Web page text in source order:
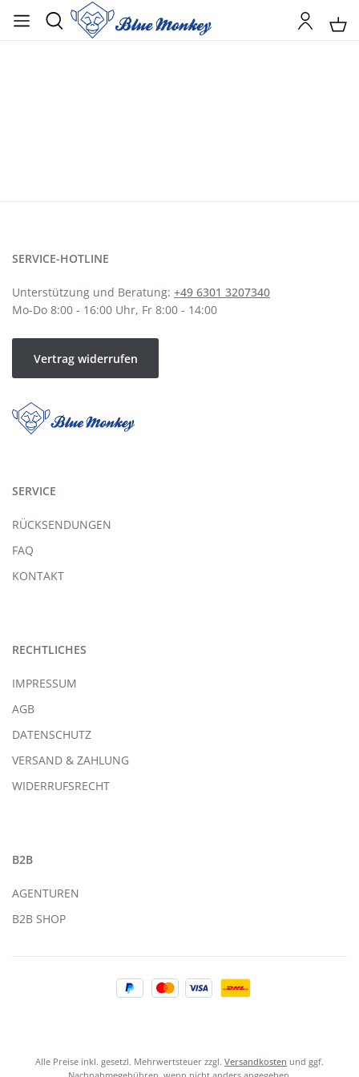
SERVICE-HOTLINE
Unterstützung und Beratung: +49 6301 3207340
Mo-Do 8:00 - 16:00 Uhr, Fr 8:00 - 14:00
Vertrag widerrufen
SERVICE
RÜCKSENDUNGEN
FAQ
KONTAKT
RECHTLICHES
IMPRESSUM
AGB
DATENSCHUTZ
VERSAND & ZAHLUNG
WIDERRUFSRECHT
B2B
AGENTUREN
B2B SHOP
Alle Preise inkl. gesetzl. Mehrwertsteuer zzgl. Versandkosten und ggf.